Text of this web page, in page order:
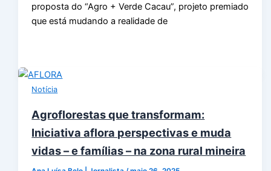
proposta do “Agro + Verde Cacau”, projeto premiado
que está mudando a realidade de
Notícia
Agroflorestas que transformam:
Iniciativa aflora perspectivas e muda
vidas – e famílias – na zona rural mineira